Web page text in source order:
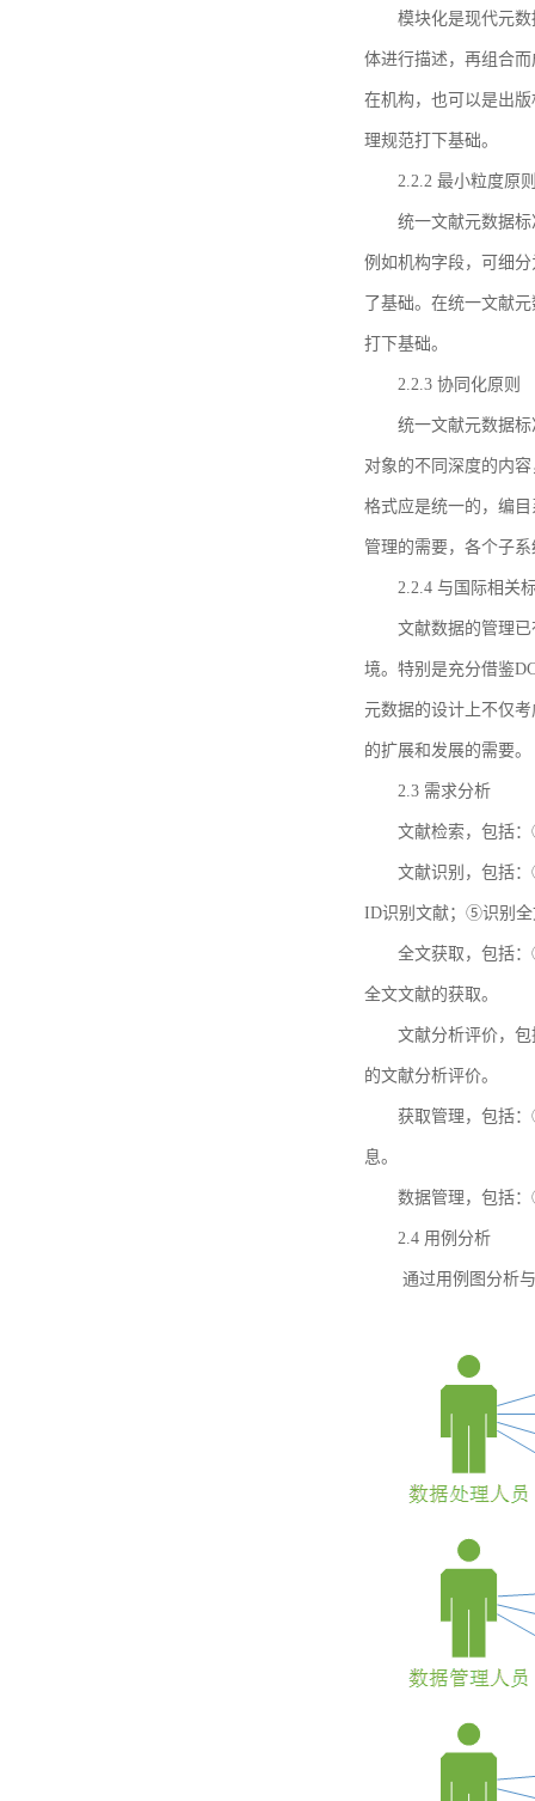
模块化是现代元
体进行描述，再组合
在机构，也可以是出
理规范打下基础。
2.2.2 最小粒度原
统一文献元数据
例如机构字段，可细
了基础。在统一文献
打下基础。
2.2.3 协同化原则
统一文献元数据
对象的不同深度的内
格式应是统一的，编
管理的需要，各个子
2.2.4 与国际相关
文献数据的管理
境。特别是充分借鉴
元数据的设计上不仅
的扩展和发展的需要。
2.3 需求分析
文献检索，包括
文献识别，包括
ID识别文献；⑤识别全
全文获取，包括
全文文献的获取。
文献分析评价，
的文献分析评价。
获取管理，包括
息。
数据管理，包括
2.4 用例分析
通过用例图分析